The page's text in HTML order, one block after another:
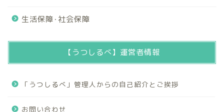
生活保障･社会保障
【うつしるべ】運営者情報
「うつしるべ」管理人からの自己紹介とご挨拶
お問い合わせ
ホーム
「うつしるべ」管理人から